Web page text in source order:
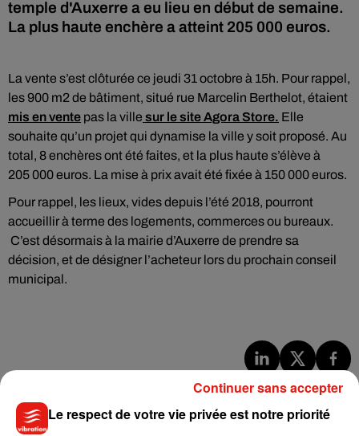
temple d'Auxerre a eu lieu en début de semaine.
La plus haute enchère a atteint 205 000 euros.
La vente s’est clôturée ce jeudi 31 octobre à 15h. Pour rappel,
les 900 m2 de bâtiment, situé rue Marcelin Berthelot, étaient
mis en vente pas la ville sur le site Agora Store. Elle
souhaite qu’un projet qui dynamise la ville y soit proposé. Au
total, 8 enchères ont été faites, et la plus haute s’élève à
205 000 euros. La mise à prix avait été fixée à 150 000 euros.
Pour rappel, les lieux, vides depuis l’été 2018, pourront
accueillir à terme des logements, commerces ou bureaux.
C’est désormais à la mairie d’Auxerre de prendre sa
décision, et de désigner l’acheteur lors du prochain conseil
municipal.
Le respect de votre vie privée est notre priorité
Continuer sans accepter